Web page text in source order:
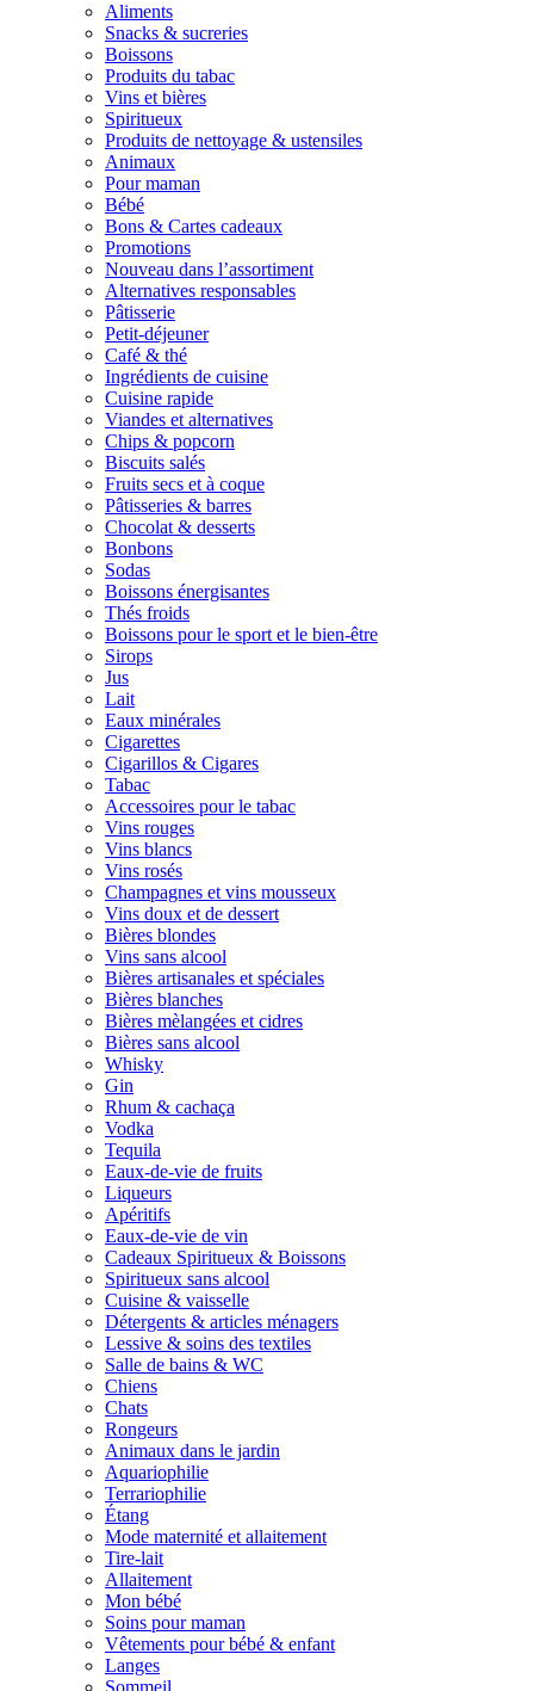
Aliments
Snacks & sucreries
Boissons
Produits du tabac
Vins et bières
Spiritueux
Produits de nettoyage & ustensiles
Animaux
Pour maman
Bébé
Bons & Cartes cadeaux
Promotions
Nouveau dans l’assortiment
Alternatives responsables
Pâtisserie
Petit-déjeuner
Café & thé
Ingrédients de cuisine
Cuisine rapide
Viandes et alternatives
Chips & popcorn
Biscuits salés
Fruits secs et à coque
Pâtisseries & barres
Chocolat & desserts
Bonbons
Sodas
Boissons énergisantes
Thés froids
Boissons pour le sport et le bien-être
Sirops
Jus
Lait
Eaux minérales
Cigarettes
Cigarillos & Cigares
Tabac
Accessoires pour le tabac
Vins rouges
Vins blancs
Vins rosés
Champagnes et vins mousseux
Vins doux et de dessert
Bières blondes
Vins sans alcool
Bières artisanales et spéciales
Bières blanches
Bières mèlangées et cidres
Bières sans alcool
Whisky
Gin
Rhum & cachaça
Vodka
Tequila
Eaux-de-vie de fruits
Liqueurs
Apéritifs
Eaux-de-vie de vin
Cadeaux Spiritueux & Boissons
Spiritueux sans alcool
Cuisine & vaisselle
Détergents & articles ménagers
Lessive & soins des textiles
Salle de bains & WC
Chiens
Chats
Rongeurs
Animaux dans le jardin
Aquariophilie
Terrariophilie
Étang
Mode maternité et allaitement
Tire-lait
Allaitement
Mon bébé
Soins pour maman
Vêtements pour bébé & enfant
Langes
Sommeil